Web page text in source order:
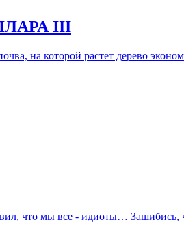
III
на которой растет дерево
что мы все - идиоты…